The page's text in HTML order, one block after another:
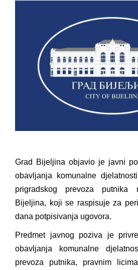
SU OSTVARILI PRAVO NA
BORAČKI DODATAK ZA
BORCE VOJSKE REPUBLIKE
SOCIJALNE POTREBE
JAVNI POZIV ZA NAJLjEPŠE
DVORIŠTE INDIVIDUALNIH
DVORIŠTE ZAJEDNICA
JAVNI PROSTOR U
Obavještenje za
Bogunović
Od 27. jula prijem
pomoć za nabavku
osnovcima
Grad Bijeljina objavio je javni
obavljanja komunalne
prigradskog prevoza putnika
Bijeljina, koji se raspisuje za
dana potpisivanja ugovora.
Predmet javnog poziva je
obavljanja komunalne
prevoza putnika, pravnim